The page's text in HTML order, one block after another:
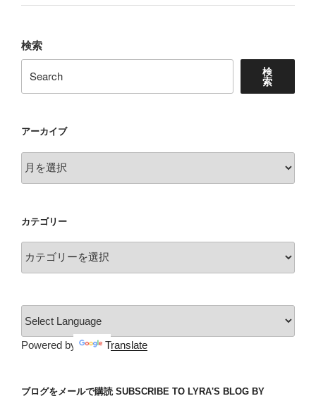
捨
い
物！
No.1！”
の
検索
検
索
アーカイブ
ー
ブ
カテゴリー
テ
ー
Powered by Translate
ブログをメールで購読 SUBSCRIBE TO LYRA'S BLOG BY